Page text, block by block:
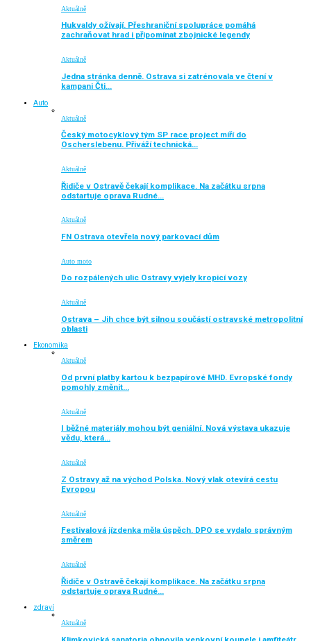
Aktuálně
Hukvaldy ožívají. Přeshraniční spolupráce pomáhá
zachraňovat hrad i připomínat zbojnické legendy
Aktuálně
Jedna stránka denně. Ostrava si zatrénovala ve čtení v
kampani Čti…
Auto
Aktuálně
Český motocyklový tým SP race project míří do
Oscherslebenu. Přiváží technická…
Aktuálně
Řidiče v Ostravě čekají komplikace. Na začátku srpna
odstartuje oprava Rudné…
Aktuálně
FN Ostrava otevřela nový parkovací dům
Auto moto
Do rozpálených ulic Ostravy vyjely kropicí vozy
Aktuálně
Ostrava – Jih chce být silnou součástí ostravské metropolitní
oblasti
Ekonomika
Aktuálně
Od první platby kartou k bezpapírové MHD. Evropské fondy
pomohly změnit…
Aktuálně
I běžné materiály mohou být geniální. Nová výstava ukazuje
vědu, která…
Aktuálně
Z Ostravy až na východ Polska. Nový vlak otevírá cestu
Evropou
Aktuálně
Festivalová jízdenka měla úspěch. DPO se vydalo správným
směrem
Aktuálně
Řidiče v Ostravě čekají komplikace. Na začátku srpna
odstartuje oprava Rudné…
zdraví
Aktuálně